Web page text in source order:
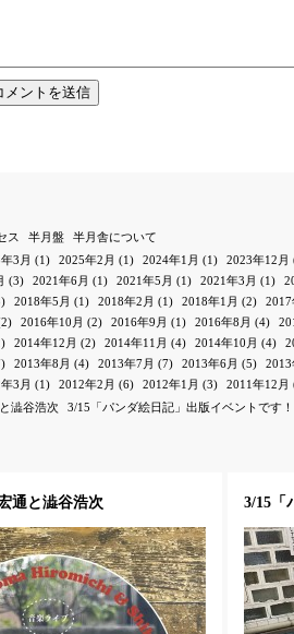
ス 半月盤
半月舎について
3月 (1) 2025年2月 (1) 2024年1月 (1) 2023年12月
(3) 2021年6月 (1) 2021年5月 (1) 2021年3月 (1)
2018年5月 (1) 2018年2月 (1) 2018年1月 (2) 2017
2016年10月 (2) 2016年9月 (1) 2016年8月 (4)
2014年12月 (2) 2014年11月 (4) 2014年10月 (4)
2013年8月 (4) 2013年7月 (7) 2013年6月 (5) 2013
3月 (1) 2012年2月 (6) 2012年1月 (3) 2011年12月
澁谷浩次
3/15「パンダ絵日記」出版イベントです！
通と澁谷浩次 3/15「